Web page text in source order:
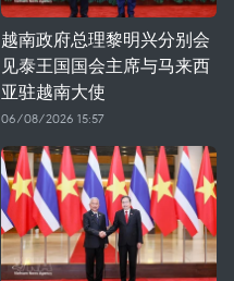
越南政府总理黎明兴分别会
见泰王国国会主席与马来西
亚驻越南大使
06/08/2026 15:57